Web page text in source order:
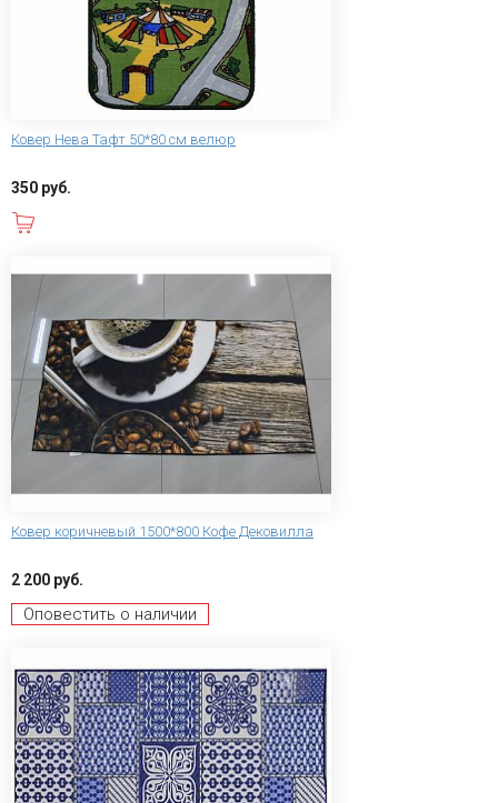
Ковер Нева Тафт 50*80 см велюр
350 руб.
Ковер коричневый 1500*800 Кофе Дековилла
2 200 руб.
Оповестить о наличии